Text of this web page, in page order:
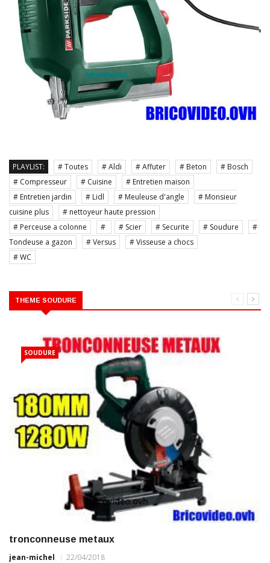
PLAYLIST: # Toutes # Aldi # Affuter # Beton
# Bosch
# Compresseur
# Cuisine
# Entretien maison
# Entretien jardin
# Lidl # Meuleuse d'angle
# Monsieur
cuisine plus
# nettoyeur haute pression
# Perceuse a colonne
# # Scier # Securite # Soudure
#
Tondeuse a gazon
# Versus
# Visseuse a chocs
# WC
THEME SOUDURE
SOUDURE
tronconneuse metaux
jean-michel
22/04/2018